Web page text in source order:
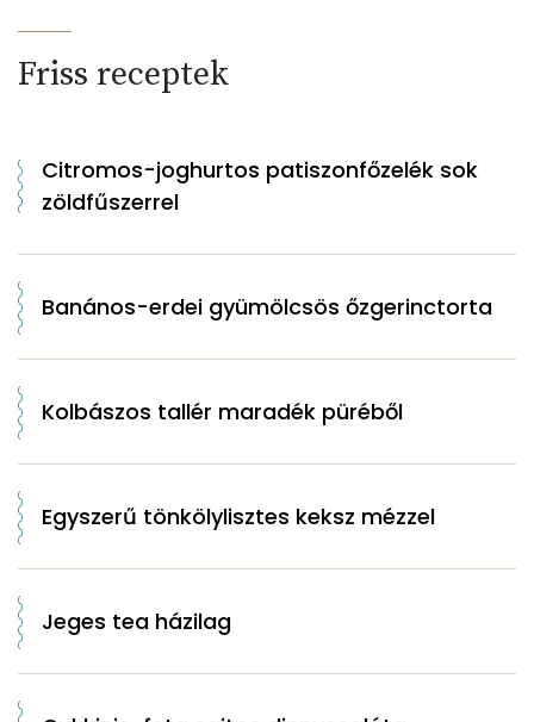
Friss receptek
Citromos-joghurtos patiszonfőzelék sok
zöldfűszerrel
Banános-erdei gyümölcsös őzgerinctorta
Kolbászos tallér maradék püréből
Egyszerű tönkölylisztes keksz mézzel
Jeges tea házilag